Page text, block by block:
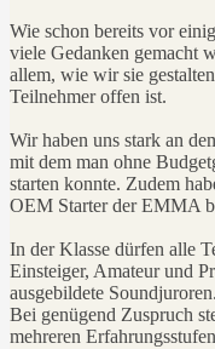
Wie schon bereits vor
viele Gedanken gemacht
allem, wie wir sie
Teilnehmer offen ist.
Wir haben uns stark an
mit dem man ohne
starten konnte. Zudem
OEM Starter der EMMA
In der Klasse dürfen alle
Einsteiger, Amateur und
ausgebildete Soundjuroren.
Bei genügend Zuspruch
mehreren